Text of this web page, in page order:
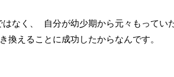
なく、 自分が幼少期から元々もってい
換えることに成功したからなんです。